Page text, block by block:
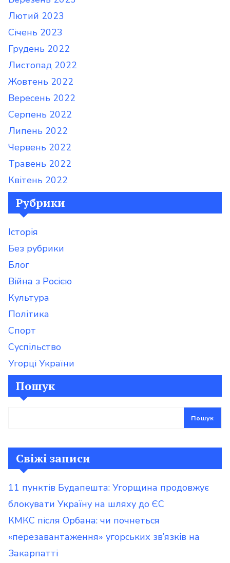
Лютий 2023
Січень 2023
Грудень 2022
Листопад 2022
Жовтень 2022
Вересень 2022
Серпень 2022
Липень 2022
Червень 2022
Травень 2022
Квітень 2022
Рубрики
Iсторія
Без рубрики
Блог
Війна з Росією
Культура
Політика
Спорт
Суспільство
Угорці України
Пошук
Пошук
Свіжі записи
11 пунктів Будапешта: Угорщина продовжує
блокувати Україну на шляху до ЄС
КМКС після Орбана: чи почнеться
«перезавантаження» угорських зв’язків на
Закарпатті